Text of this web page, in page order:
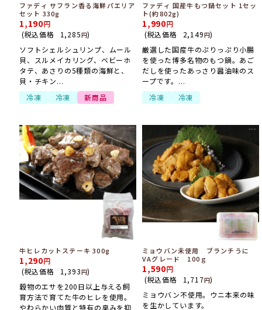
ファディ サフラン香る海鮮パエリア
セット 330g
1,190
(税込価格 1,285円)
ソフトシェルシュリンプ、ムール
貝、スルメイカリング、ベビーホ
タテ、あさりの5種類の海鮮と、
貝・チキン...
冷凍
冷凍 新商品
ファディ 国産牛もつ鍋セット 1セッ
ト(約802g)
1,990
(税込価格 2,149円)
厳選した国産牛のぷりっぷり小腸
を使った博多名物のもつ鍋。あご
だしを使ったあっさり醤油味のス
ープです。...
冷凍
冷凍
牛ヒレカットステーキ 300g
1,290
(税込価格 1,393円)
穀物のエサを200日以上与える飼
育方法で育てた牛のヒレを使用。
やわらかい肉質と特有の臭みを抑
ミョウバン未使用 ブランチうに
VAグレード 100ｇ
1,590
(税込価格 1,717円)
ミョウバン不使用。ウニ本来の味
を生かしています。